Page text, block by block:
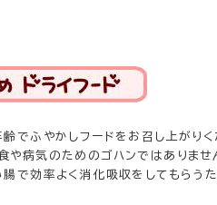
齢でふやかしフードをお召し上がりく
や病気のためのゴハンではありませ
腸で効率よく消化吸収をしてもらう